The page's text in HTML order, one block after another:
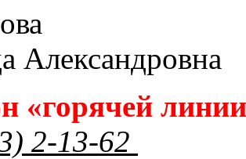
Александровна
«горячей
2-13-62